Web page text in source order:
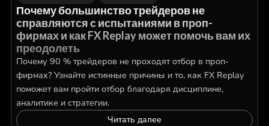
Почему большинство трейдеров не
справляются с испытаниями в проп-
фирмах и как FX Replay может помочь вам их
преодолеть
Почему 90 % трейдеров не проходят отбор в проп-
фирмах? Узнайте истинные причины и то, как FX Replay
поможет вам пройти отбор благодаря дисциплине,
аналитике и стратегии.
Читать далее